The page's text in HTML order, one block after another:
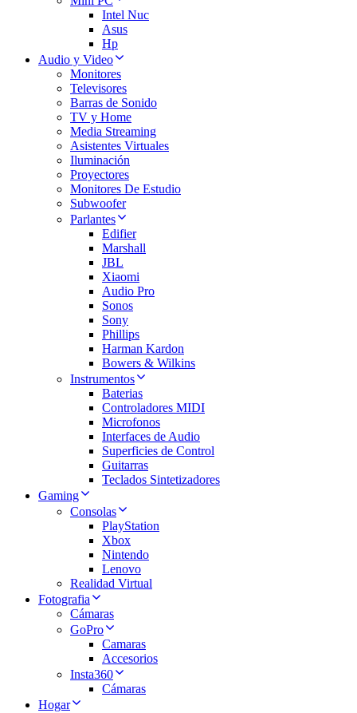
Intel Nuc
Asus
Hp
Audio y Video
Monitores
Televisores
Barras de Sonido
TV y Home
Media Streaming
Asistentes Virtuales
Iluminación
Proyectores
Monitores De Estudio
Subwoofer
Parlantes
Edifier
Marshall
JBL
Xiaomi
Audio Pro
Sonos
Sony
Phillips
Harman Kardon
Bowers & Wilkins
Instrumentos
Baterias
Controladores MIDI
Microfonos
Interfaces de Audio
Superficies de Control
Guitarras
Teclados Sintetizadores
Gaming
Consolas
PlayStation
Xbox
Nintendo
Lenovo
Realidad Virtual
Fotografia
Cámaras
GoPro
Camaras
Accesorios
Insta360
Cámaras
Hogar